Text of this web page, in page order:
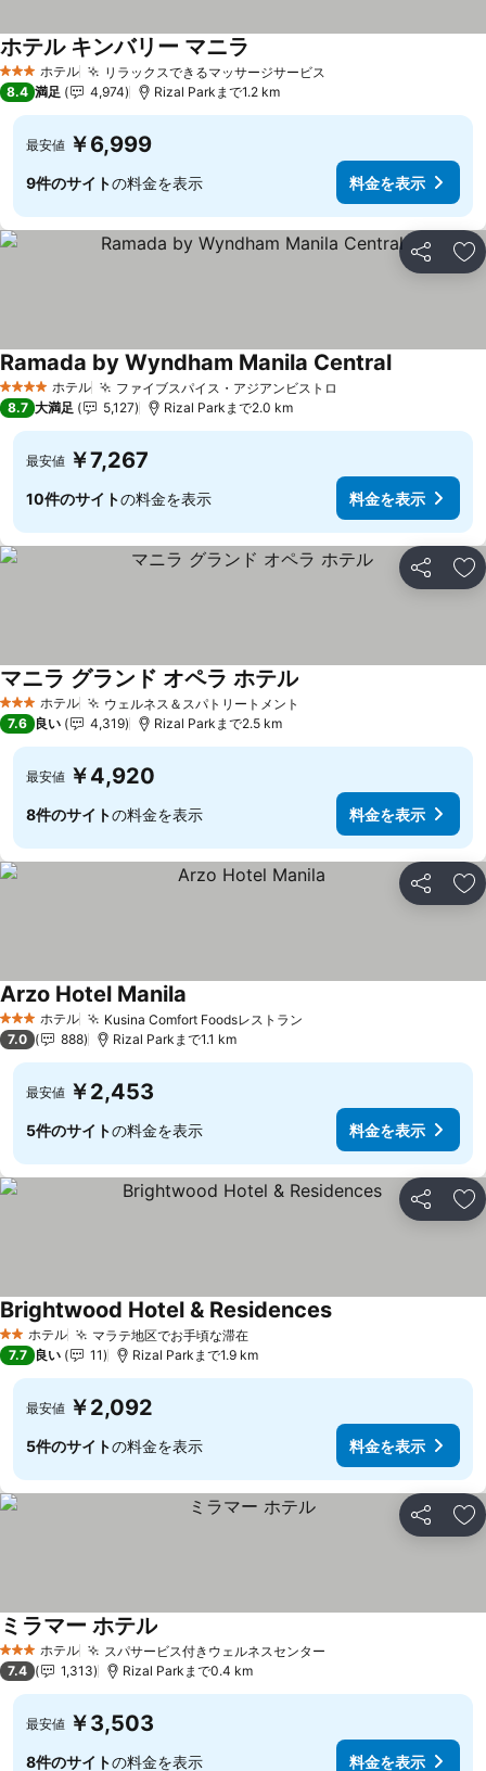
3 ホテルのランク
ホテル リラックスできるマッサージサービス
ホテル キンバリー マニラ
8.4 満足 4,974 Rizal Parkまで1.2 km
最安値 ￥6,999
9件のサイトの料金を表示 料金を表示
シェア お
4 ホテルのランク
ホテル ファイブスパイス・アジアンビストロ
Ramada by Wyndham Manila Central
8.7 大満足 5,127 Rizal Parkまで2.0 km
最安値 ￥7,267
10件のサイトの料金を表示 料金を表示
シェア お
3 ホテルのランク
ホテル ウェルネス＆スパトリートメント
マニラ グランド オペラ ホテル
7.6 良い 4,319 Rizal Parkまで2.5 km
最安値 ￥4,920
8件のサイトの料金を表示 料金を表示
シェア お
3 ホテルのランク
ホテル Kusina Comfort Foodsレストラン
Arzo Hotel Manila
7.0 888 Rizal Parkまで1.1 km
最安値 ￥2,453
5件のサイトの料金を表示 料金を表示
シェア お
2 ホテルのランク
ホテル マラテ地区でお手頃な滞在
Brightwood Hotel & Residences
7.7 良い 11 Rizal Parkまで1.9 km
最安値 ￥2,092
5件のサイトの料金を表示 料金を表示
シェア お
3 ホテルのランク
ホテル スパサービス付きウェルネスセンター
ミラマー ホテル
7.4 1,313 Rizal Parkまで0.4 km
最安値 ￥3,503
8件のサイトの料金を表示 料金を表示